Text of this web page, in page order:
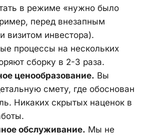
в режиме «нужно было
перед внезапным
визитом инвестора).
процессы на нескольких
сборку в 2-3 раза.
ценообразование. Вы
смету, где обоснован
Никаких скрытых наценок в
обслуживание. Мы не